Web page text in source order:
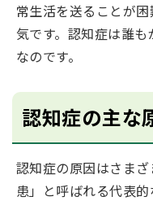
常生活を送ることが
気です。認知症は誰
なのです。
認知症の主な
認知症の原因はさま
患」と呼ばれる代表